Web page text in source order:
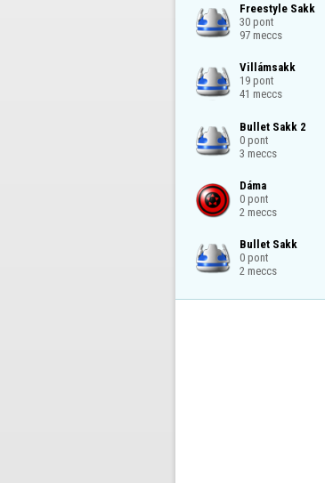
Freestyle Sakk
30 pont
97 meccs
Villámsakk
19 pont
41 meccs
Bullet Sakk 2
0 pont
3 meccs
Dáma
0 pont
2 meccs
Bullet Sakk
0 pont
2 meccs